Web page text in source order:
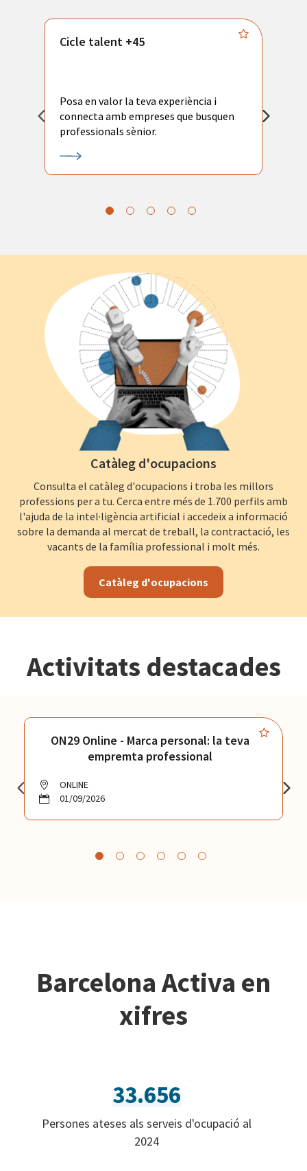
Cicle talent +45
Posa en valor la teva experiència i
connecta amb empreses que busquen
professionals sènior.
Catàleg d'ocupacions
Consulta el catàleg d'ocupacions i troba les millors
professions per a tu. Cerca entre més de 1.700 perfils amb
l'ajuda de la intel·ligència artificial i accedeix a informació
sobre la demanda al mercat de treball, la contractació, les
vacants de la família professional i molt més.
Catàleg d'ocupacions
Activitats destacades
ON29 Online - Marca personal: la teva
empremta professional
ONLINE
01/09/2026
Barcelona Activa en
xifres
33.656
Persones ateses als serveis d'ocupació al
2024